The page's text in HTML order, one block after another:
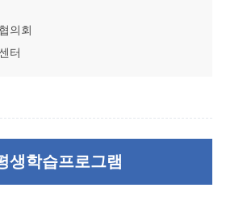
의회
터
생학습프로그램